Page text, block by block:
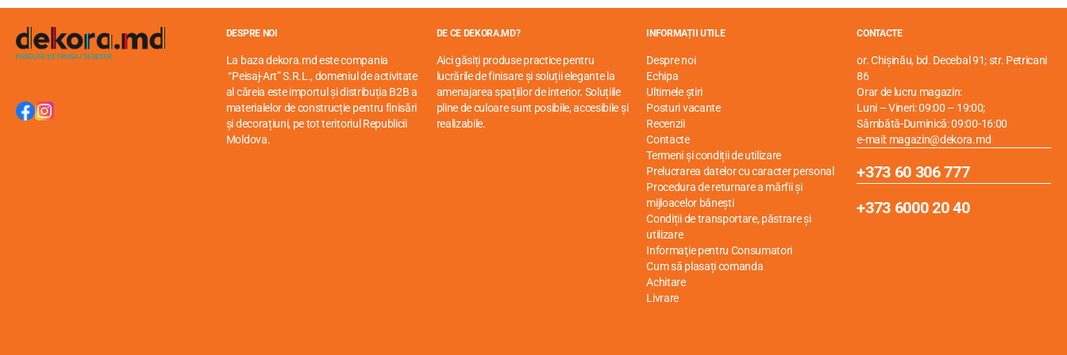
DESPRE NOI
La baza dekora.md este compania
“Peisaj-Art” S.R.L., domeniul de activitate
al căreia este importul și distribuția B2B a
materialelor de construcție pentru finisări
și decorațiuni, pe tot teritoriul Republicii
Moldova.
DE CE DEKORA.MD?
Aici găsiți produse practice pentru
lucrările de finisare și soluții elegante la
amenajarea spațiilor de interior. Soluțiile
pline de culoare sunt posibile, accesibile și
realizabile.
INFORMAȚII UTILE
Despre noi
Echipa
Ultimele știri
Posturi vacante
Recenzii
Contacte
Termeni și condiții de utilizare
Prelucrarea datelor cu caracter personal
Procedura de returnare a mărfii și
mijloacelor bănești
Condiții de transportare, păstrare și
utilizare
Informaţie pentru Consumatori
Cum să plasați comanda
Achitare
Livrare
CONTACTE
or. Chișinău, bd. Decebal 91; str. Petricani
86
Orar de lucru magazin:
Luni – Vineri: 09:00 – 19:00;
Sâmbătă-Duminică: 09:00-16:00
e-mail: magazin@dekora.md
+373 60 306 777
+373 6000 20 40